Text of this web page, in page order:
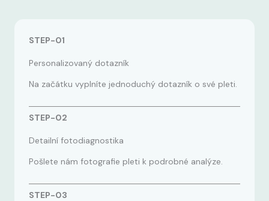
STEP-01
Personalizovaný dotazník
Na začátku vyplníte jednoduchý dotazník o své pleti.
STEP-02
Detailní fotodiagnostika
Pošlete nám fotografie pleti k podrobné analýze.
STEP-03